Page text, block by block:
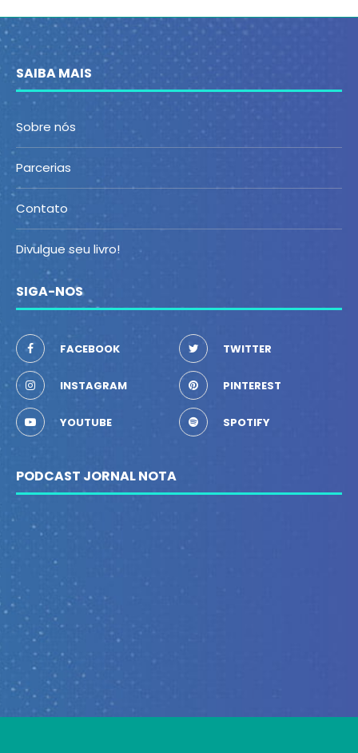
SAIBA MAIS
Sobre nós
Parcerias
Contato
Divulgue seu livro!
SIGA-NOS
FACEBOOK TWITTER
INSTAGRAM PINTEREST
YOUTUBE SPOTIFY
PODCAST JORNAL NOTA